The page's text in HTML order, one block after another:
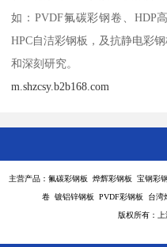
如：PVDF氟碳彩钢卷、HDP
HPC自洁彩钢板，及抗静电彩
和深刻研究。
m.shzcsy.b2b168.com
主营产品：氟碳彩钢板 烨辉彩钢板 宝钢
卷 镀铝锌钢板 PVDF彩钢板 台湾
版权所有：